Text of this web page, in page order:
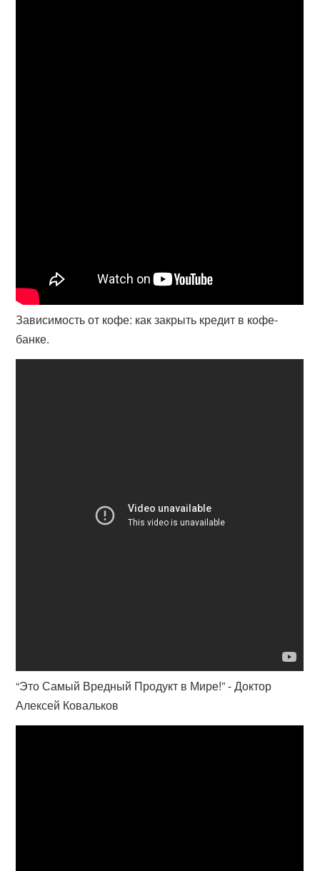
Зависимость от кофе: как закрыть кредит в кофе-
банке.
“Это Самый Вредный Продукт в Мире!” - Доктор
Алексей Ковальков